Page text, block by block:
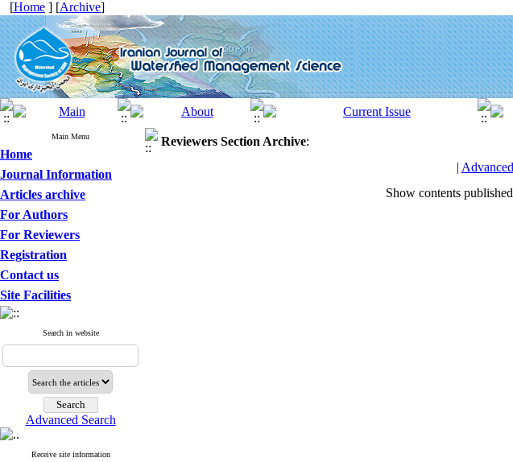
[Home ] [Archive]
Main Menu
Home
Journal Information
Articles archive
For Authors
For Reviewers
Registration
Contact us
Site Facilities
Search in website
Advanced Search
Receive site information
Reviewers Section Archive:
|
Show contents